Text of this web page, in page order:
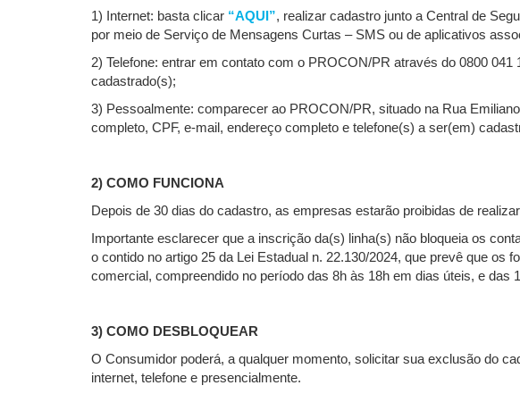
1) Internet: basta clicar “AQUI”, realizar cadastro junto a Central de
por meio de Serviço de Mensagens Curtas – SMS ou de aplicativos
2) Telefone: entrar em contato com o PROCON/PR através do 0800
cadastrado(s);
3) Pessoalmente: comparecer ao PROCON/PR, situado na Rua
completo, CPF, e-mail, endereço completo e telefone(s) a ser(em)
2) COMO FUNCIONA
Depois de 30 dias do cadastro, as empresas estarão proibidas de
Importante esclarecer que a inscrição da(s) linha(s) não bloqueia os
o contido no artigo 25 da Lei Estadual n. 22.130/2024, que prevê que
comercial, compreendido no período das 8h às 18h em dias úteis, e das
3) COMO DESBLOQUEAR
O Consumidor poderá, a qualquer momento, solicitar sua exclusão do
internet, telefone e presencialmente.